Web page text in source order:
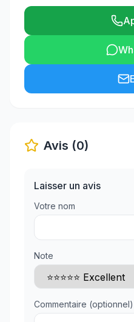
Avis (0)
Laisser un avis
Votre nom
Note
Commentaire (optionnel)